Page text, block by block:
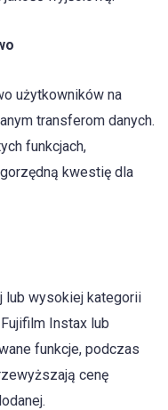
użytkowników na
transferom danych.
funkcjach,
kwestię dla
lub wysokiej kategorii
Instax lub
funkcje, podczas
cenę